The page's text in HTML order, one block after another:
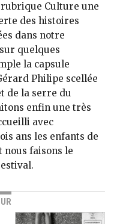
Culture une
des histoires
dans notre
quelques
la capsule
Philipe scellée
de la serre du
enfin une très
avec
ans les enfants de
nous faisons le